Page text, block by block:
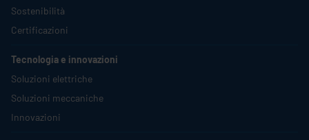
Sostenibilità
Certificazioni
Tecnologia e innovazioni
Soluzioni elettriche
Soluzioni meccaniche
Innovazioni